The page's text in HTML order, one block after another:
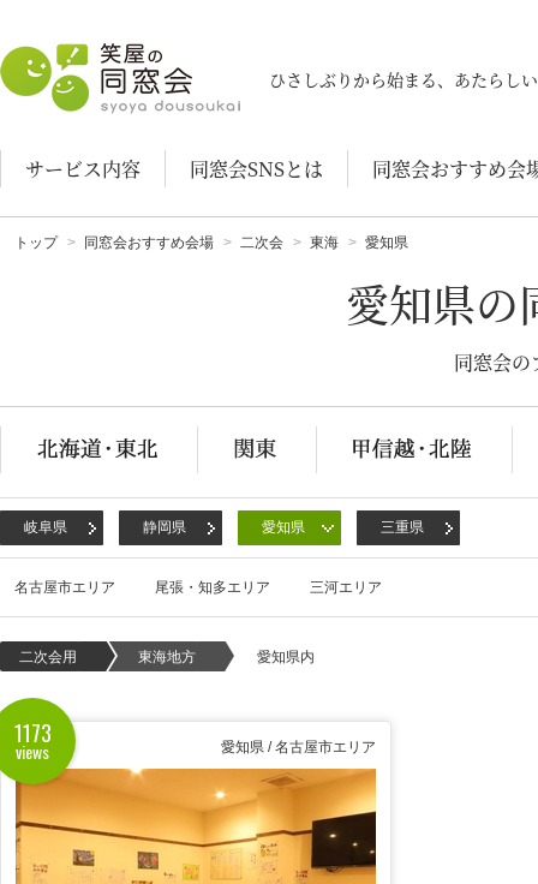
笑屋の同窓会
ひさしぶりから始まる、あたらし
サービス内容 同窓会SNSとは 同窓会おすすめ会
トップ 同窓会おすすめ会場 二次会 東海 愛知県
愛知県の
同窓会の
岐阜県 静岡県 愛知県 三重県
名古屋市エリア 尾張・知多エリア 三河エリア
二次会用 東海地方 愛知県内
愛知県 / 名古屋市エリア
1173
views